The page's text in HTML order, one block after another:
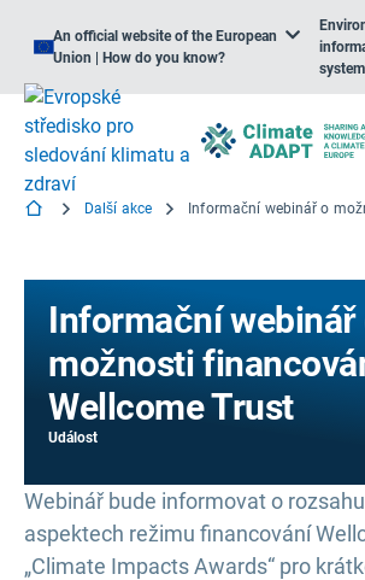
An official website of the European
Union | How do you know?
Další akce
Informační webinář
možnosti
Wellcome Trust
Událost
Webinář bude informovat o
aspektech režimu financování
„Climate Impacts Awards“ pro